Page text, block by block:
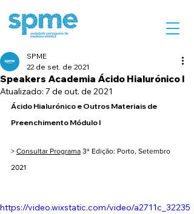
Speakers Academia Ácido Hialurónico I
SPME
22 de set. de 2021
Atualizado: 7 de out. de 2021
Ácido Hialurónico e Outros Materiais de
Preenchimento Módulo I
> Consultar Programa 3ª Edição: Porto, Setembro
2021
https://video.wixstatic.com/video/a2711c_32235